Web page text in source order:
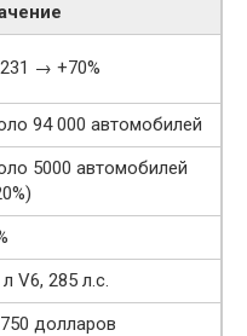
→ +70%
94 000 автомобилей
5000 автомобилей
V6, 285 л.с.
долларов